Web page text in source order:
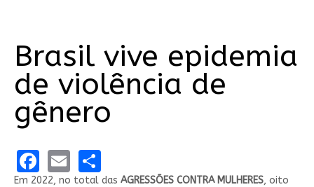
Brasil vive epidemia
de violência de
gênero
Facebook
EmailShare
Em 2022, no total das AGRESSÕES CONTRA MULHERES, oito